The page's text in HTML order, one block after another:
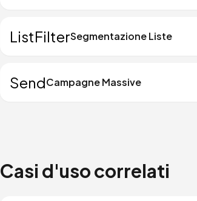
ListFilterSegmentazione Liste
SendCampagne Massive
Casi d'uso correlati